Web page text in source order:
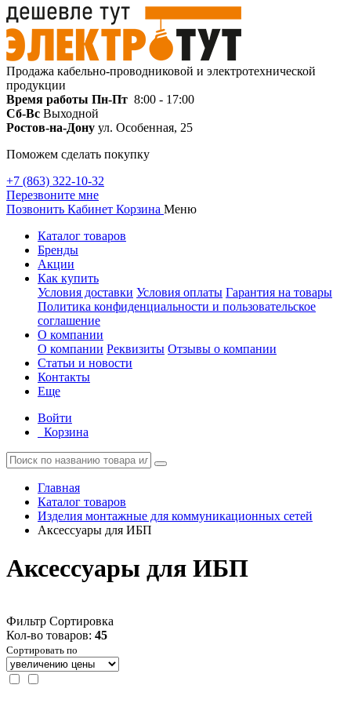
Продажа кабельно-проводниковой и электротехнической
продукции
Время работы Пн-Пт 8:00 - 17:00
Сб-Вс Выходной
Ростов-на-Дону ул. Особенная, 25
Поможем сделать покупку
+7 (863) 322-10-32
Перезвоните мне
Позвонить Кабинет Корзина Меню
Каталог товаров
Бренды
Акции
Как купить
Условия доставки Условия оплаты Гарантия на товары
Политика конфиденциальности и пользовательское
соглашение
О компании
О компании Реквизиты Отзывы о компании
Статьи и новости
Контакты
Еще
Войти
Корзина
Главная
Каталог товаров
Изделия монтажные для коммуникационных сетей
Аксессуары для ИБП
Аксессуары для ИБП
Фильтр Сортировка
Кол-во товаров: 45
Сортировать по